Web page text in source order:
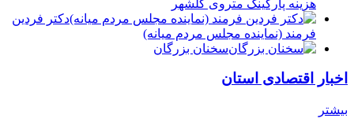
هزینه پارکینگ متروی گلشهر
دكتر فردين
فرمند (نماينده مجلس مردم میانه)
سخنان بزرگان
اخبار اقتصادی استان
بیشتر